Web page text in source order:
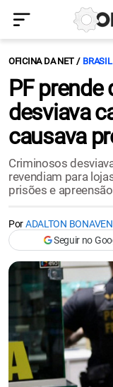
OFICINA DA NET BRASIL
PF prende
desviava
causava
Criminosos
revendiam para
prisões e
PorADALTON
Seguir no